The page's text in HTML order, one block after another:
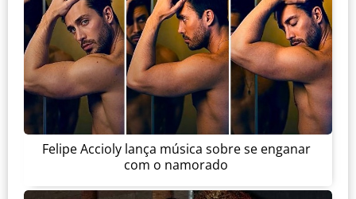
Felipe Accioly lança música sobre se enganar
com o namorado